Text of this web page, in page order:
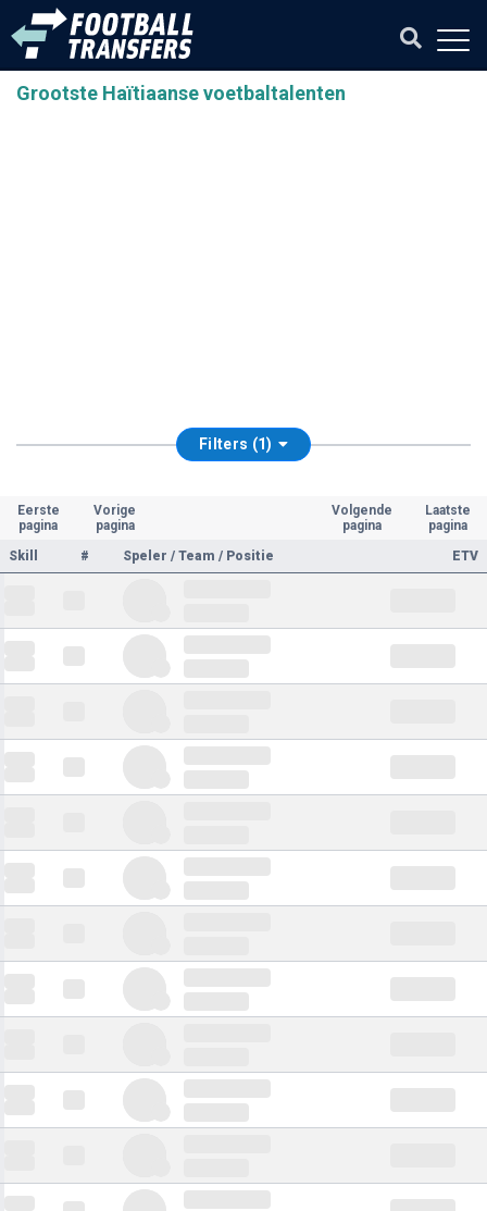
Grootste Haïtiaanse voetbaltalenten
Filters (1)
Eerste
pagina
Vorige
pagina
Volgende
pagina
Laatste
pagina
Skill
# Speler / Team / Positie ETV